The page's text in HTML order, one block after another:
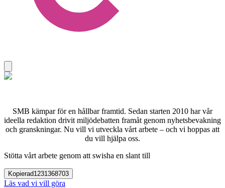
SMB kämpar för en hållbar framtid. Sedan starten 2010 har vår
ideella redaktion drivit miljödebatten framåt genom nyhetsbevakning
och granskningar. Nu vill vi utveckla vårt arbete – och vi hoppas att
du vill hjälpa oss.
Stötta vårt arbete genom att swisha en slant till
Kopierad1231368703
Läs vad vi vill göra